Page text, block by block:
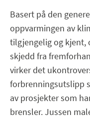
Basert på den
oppvarmingen av
tilgjengelig og kjent,
skjedd fra
virker det
forbrenningsutslipp
av prosjekter som
brensler. Jussen